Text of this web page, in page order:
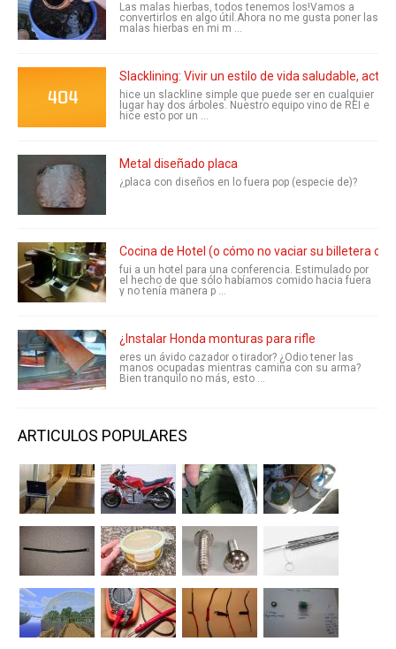
Las malas hierbas, todos tenemos los!Vamos a
convertirlos en algo útil.Ahora no me gusta poner las
malas hierbas en mi m ...
Slacklining: Vivir un estilo de vida saludable,
hice un slackline simple que puede ser en cualquier
lugar hay dos árboles. Nuestro equipo vino de REI e
hice esto por un ...
Metal diseñado placa
¿placa con diseños en lo fuera pop (especie de)?
Cocina de Hotel (o cómo no vaciar su billetera
fui a un hotel para una conferencia. Estimulado por
el hecho de que sólo habíamos comido hacia fuera
y no tenía manera p ...
¿Instalar Honda monturas para rifle
eres un ávido cazador o tirador? ¿Odio tener las
manos ocupadas mientras camina con su arma?
Bien tranquilo no más, esto ...
ARTICULOS POPULARES